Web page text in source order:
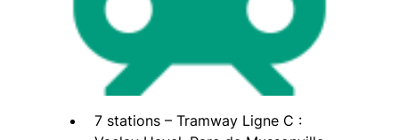
7 stations – Tramway Ligne C :